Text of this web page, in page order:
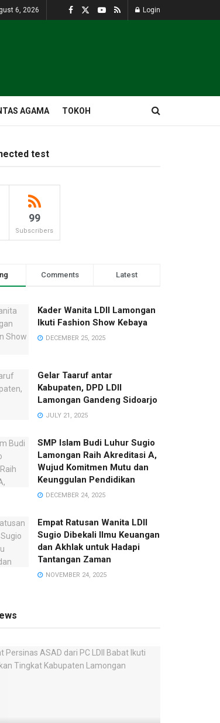
6, 2026 Login
AGAMA TOKOH
test
99
Subscribers
Comments Latest
Kader Wanita LDII Lamongan
Ikuti Fashion Show Kebaya
DECEMBER 25, 2025
Gelar Taaruf antar
Kabupaten, DPD LDII
Lamongan Gandeng Sidoarjo
JULY 21, 2025
SMP Islam Budi Luhur Sugio
Lamongan Raih Akreditasi A,
Wujud Komitmen Mutu dan
Keunggulan Pendidikan
DECEMBER 24, 2025
Empat Ratusan Wanita LDII
Sugio Dibekali Ilmu Keuangan
dan Akhlak untuk Hadapi
Tantangan Zaman
NOVEMBER 24, 2025